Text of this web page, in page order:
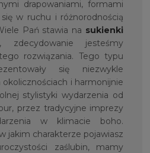
drapowaniami, formami
się w ruchu i różnorodnością
Pań stawia na sukienki
, zdecydowanie jesteśmy
rozwiązania. Tego typu
się niezwykle
i harmonijnie
stylistyki wydarzenia od
przez tradycyjne imprezy
w klimacie boho.
jakim charakterze pojawiasz
zaślubin, mamy